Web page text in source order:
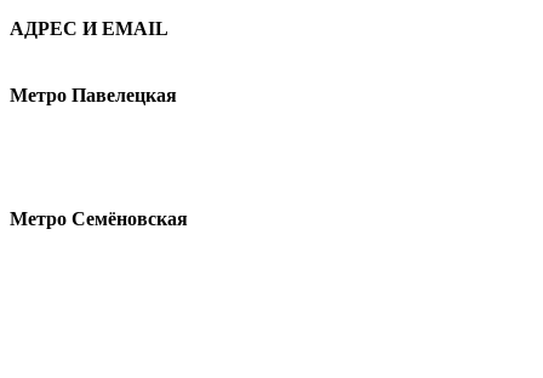
АДРЕС И EMAIL
Метро Павелецкая
Метро Семёновская